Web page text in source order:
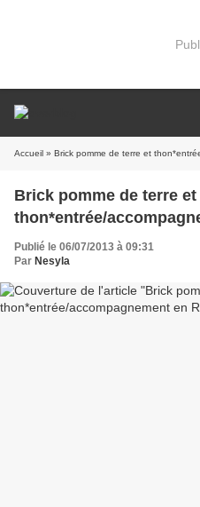
Accueil » Brick pomme de terre et
Brick pomme de terre et
thon*entrée/
Publié le 06/07/2013 à 09:31
Par Nesyla